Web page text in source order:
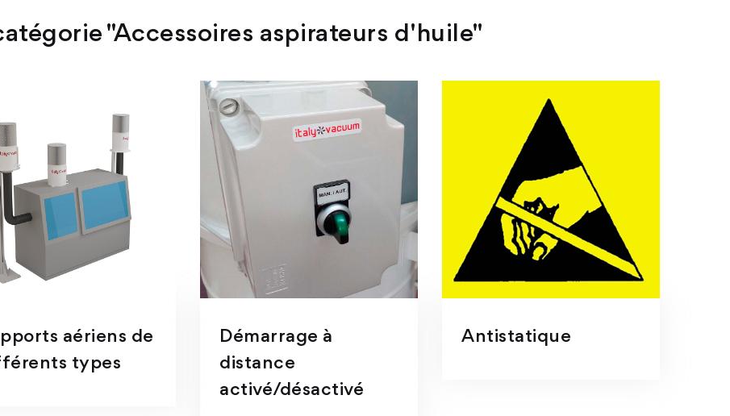
"Accessoires aspirateurs d'huile"
aériens de
types
Démarrage à
distance
activé/désactivé
Antistatique